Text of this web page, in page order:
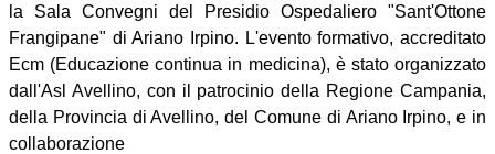
la Sala Convegni del Presidio Ospedaliero "Sant'Ottone
Frangipane" di Ariano Irpino. L'evento formativo, accreditato
Ecm (Educazione continua in medicina), è stato organizzato
dall'Asl Avellino, con il patrocinio della Regione Campania,
della Provincia di Avellino, del Comune di Ariano Irpino, e in
collaborazione